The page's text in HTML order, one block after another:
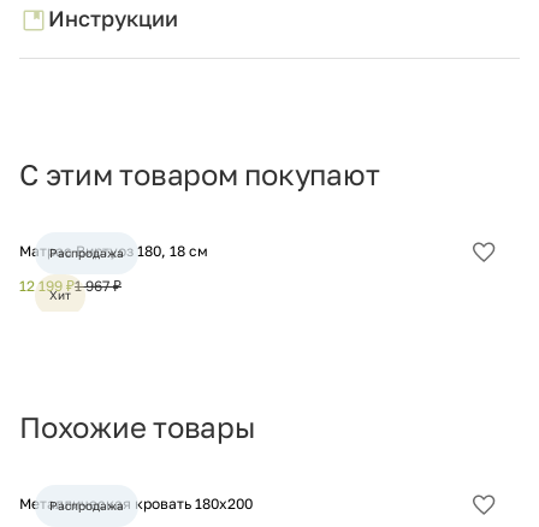
Инструкции
С этим товаром покупают
Матрас Виртуоз 180, 18 см
12 199 ₽1 967 ₽
Распродажа
Хит
Похожие товары
Металлическая кровать 180х200
Распродажа